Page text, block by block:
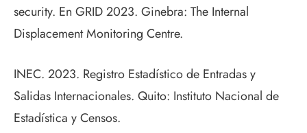
security. En GRID 2023. Ginebra: The Internal
Displacement Monitoring Centre.
INEC. 2023. Registro Estadístico de Entradas y
Salidas Internacionales. Quito: Instituto Nacional de
Estadística y Censos.